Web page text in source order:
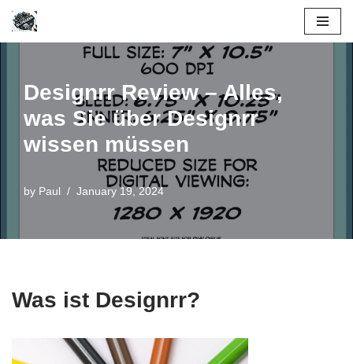
Skip
content
Designrr Review – Alles,
was Sie über Designrr
wissen müssen
by Paul January 19, 2024
Was ist Designrr?